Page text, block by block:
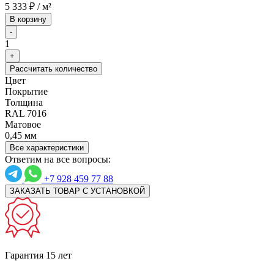
5 333 ₽ / м²
В корзину
-
1
+
Рассчитать количество
Цвет
Покрытие
Толщина
RAL 7016
Матовое
0,45 мм
Все характеристики
Ответим на все вопросы:
+7 928 459 77 88
ЗАКАЗАТЬ ТОВАР С УСТАНОВКОЙ
Гарантия 15 лет